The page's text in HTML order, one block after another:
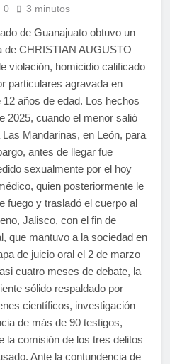
0 3 minutos
de Guanajuato obtuvo un
de CHRISTIAN AUGUSTO
violación, homicidio calificado
particulares agravada en
años de edad. Los hechos
2025, cuando el menor salió
Mandarinas, en León, para
antes de llegar fue
sexualmente por el hoy
quien posteriormente le
fuego y trasladó el cuerpo al
Jalisco, con el fin de
que mantuvo a la sociedad en
de juicio oral el 2 de marzo
cuatro meses de debate, la
sólido respaldado por
científicos, investigación
de más de 90 testigos,
la comisión de los tres delitos
Ante la contundencia de